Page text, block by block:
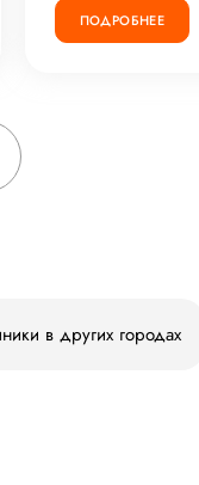
ПОДРОБНЕЕ
в других городах